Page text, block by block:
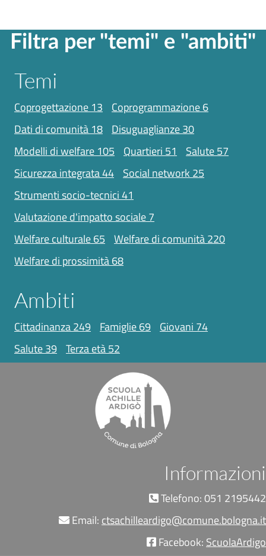
Filtra per "temi" e "ambiti"
Temi
coprogettazione 13 coprogrammazione6
dati di comunità 18 disuguaglianze30
modelli di welfare 105 quartieri 51 salute57
sicurezza integrata44 social network 25
strumenti socio-tecnici41
valutazione d'impatto sociale7
welfare culturale65 welfare di comunità220
welfare di prossimità68
Ambiti
cittadinanza249 famiglie69 giovani 74
salute39 terza età52
Informazioni
Telefono: 051 2195442
Email: ctsachilleardigo@comune.bologna.it
Facebook: ScuolaArdigo